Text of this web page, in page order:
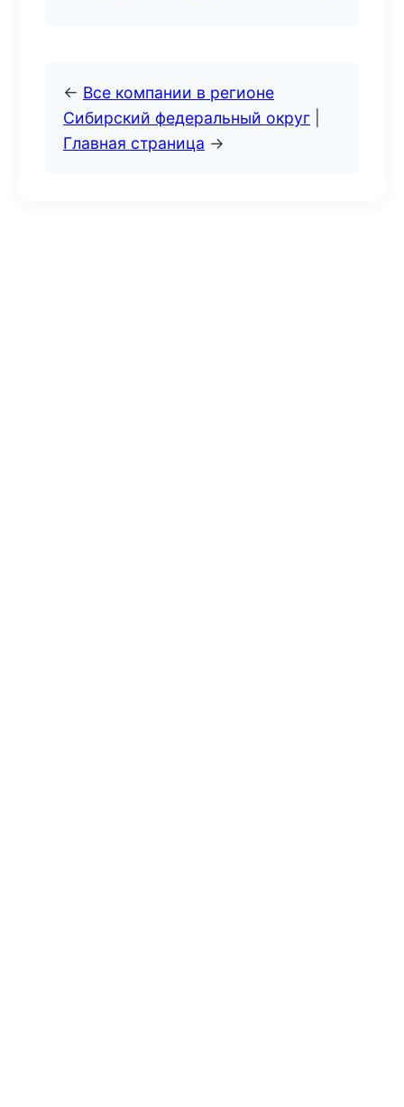
← Все компании в регионе
Сибирский федеральный округ
Главная страница →